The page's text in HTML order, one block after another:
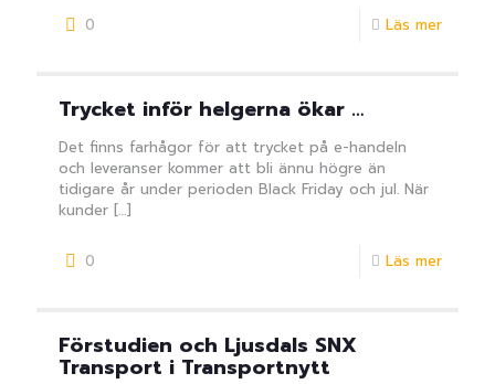
0 Läs mer
Trycket inför helgerna ökar …
Det finns farhågor för att trycket på e-handeln
och leveranser kommer att bli ännu högre än
tidigare år under perioden Black Friday och jul. När
kunder […]
0 Läs mer
Förstudien och Ljusdals SNX
Transport i Transportnytt